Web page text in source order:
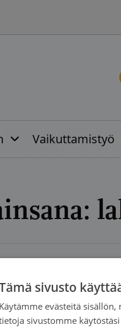
Vaikuttamistyö
sivusto
Käytämme evästeitä
sivustomme